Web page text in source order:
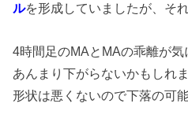
ルを形成していましたが、そ
4時間足のMAとMAの乖離が
あんまり下がらないかもしれま
形状は悪くないので下落の可